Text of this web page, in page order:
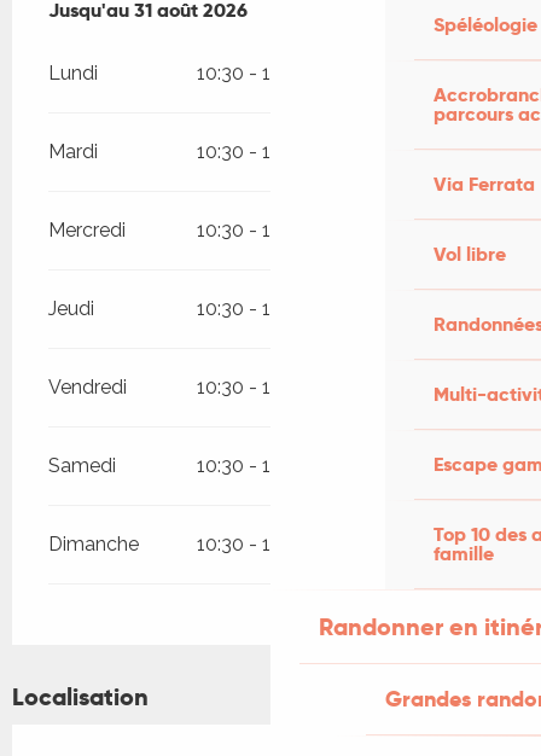
Spéléologie
parcours
Via Ferrata
Vol libre
Multi-
Escape
Top 10 des
famille
Randonner en
Grandes
Du6 août 2026au31 août 2026
Jusqu'au31 août 2026
Lundi 10:30 - 18:00
Mardi 10:30 - 18:00
Mercredi 10:30 - 18:00
Jeudi 10:30 - 18:00
Vendredi 10:30 - 18:00
Samedi 10:30 - 18:00
Dimanche 10:30 - 18:00
Localisation